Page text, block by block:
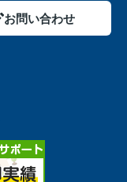
お問い合わせ